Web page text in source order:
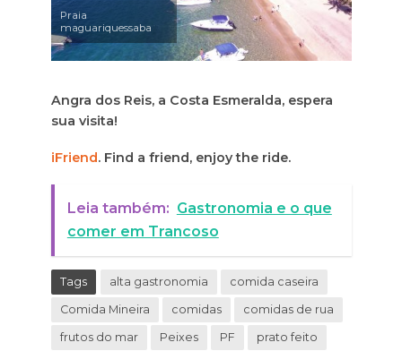
Praia
maguariquessaba
Angra dos Reis, a Costa Esmeralda, espera
sua visita!
iFriend. Find a friend, enjoy the ride.
Leia também: Gastronomia e o que
comer em Trancoso
Tags alta gastronomia comida caseira
Comida Mineira comidas comidas de rua
frutos do mar Peixes PF prato feito